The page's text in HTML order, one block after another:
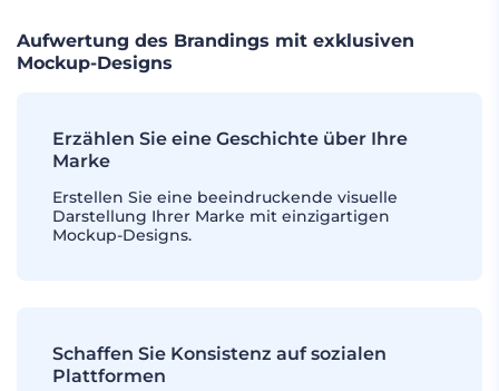
Aufwertung des Brandings mit exklusiven
Mockup-Designs
Erzählen Sie eine Geschichte über Ihre
Marke
Erstellen Sie eine beeindruckende visuelle
Darstellung Ihrer Marke mit einzigartigen
Mockup-Designs.
Schaffen Sie Konsistenz auf sozialen
Plattformen